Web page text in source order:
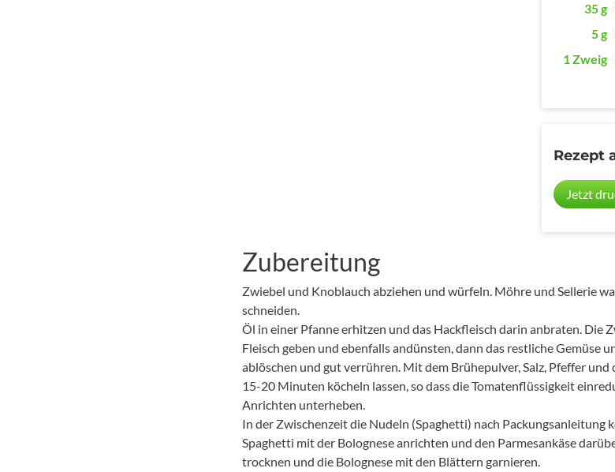
35 g
5 g
1 Zweig
Rezept
Jetzt
Zubereitung
Zwiebel und Knoblauch abziehen und würfeln. Möhre und Sellerie
schneiden.
Öl in einer Pfanne erhitzen und das Hackfleisch darin anbraten. Die
Fleisch geben und ebenfalls andünsten, dann das restliche Gemüse
ablöschen und gut verrühren. Mit dem Brühepulver, Salz, Pfeffer
15-20 Minuten köcheln lassen, so dass die Tomatenflüssigkeit
Anrichten unterheben.
In der Zwischenzeit die Nudeln (Spaghetti) nach Packungsanleitung
Spaghetti mit der Bolognese anrichten und den Parmesankäse
trocknen und die Bolognese mit den Blättern garnieren.